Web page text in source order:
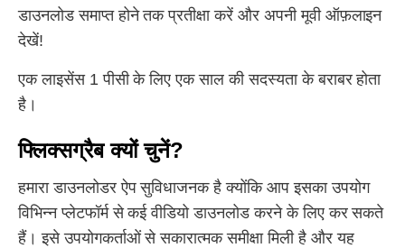
डाउनलोड समाप्त होने तक प्रतीक्षा करें और अपनी मूवी ऑफ़लाइन
देखें!
एक लाइसेंस 1 पीसी के लिए एक साल की सदस्यता के बराबर होता
है।
फ्लिक्सग्रैब क्यों चुनें?
हमारा डाउनलोडर ऐप सुविधाजनक है क्योंकि आप इसका उपयोग
विभिन्न प्लेटफॉर्म से कई वीडियो डाउनलोड करने के लिए कर सकते
हैं। इसे उपयोगकर्ताओं से सकारात्मक समीक्षा मिली है और यह